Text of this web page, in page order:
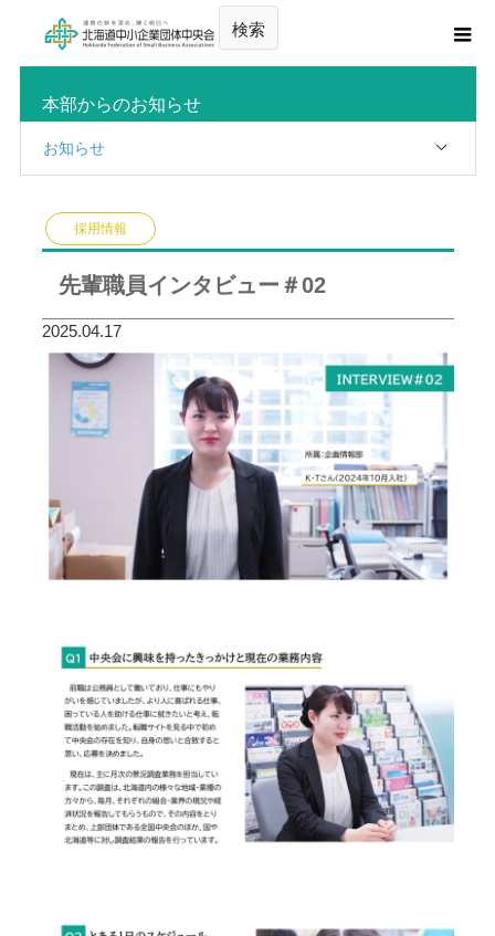
検索
本部からのお知らせ
お知らせ
採用情報
先輩職員インタビュー＃02
2025.04.17